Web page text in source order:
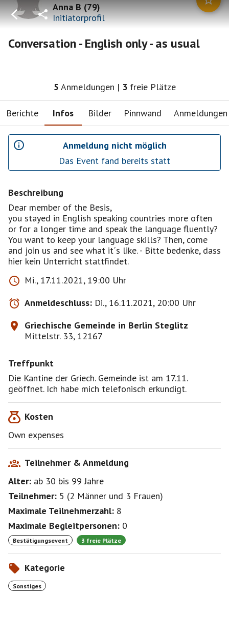
Anna B(79)
Initiatorprofil
Conversation - English only - as usual
5 Anmeldungen | 3 freie Plätze
Berichte Infos Bilder Pinnwand Anmeldungen
Anmeldung nicht möglich
Das Event fand bereits statt
Beschreibung
Dear member of the Besis,
you stayed in English speaking countries more often
or for a longer time and speak the language fluently?
You want to keep your language skills? Then, come
and join us and see what it´s like. - Bitte bedenke, dass
hier kein Unterricht stattfindet.
Mi., 17.11.2021, 19:00 Uhr
Anmeldeschluss: Di., 16.11.2021, 20:00 Uhr
Griechische Gemeinde in Berlin Steglitz
Mittelstr. 33, 12167
Treffpunkt
Die Kantine der Griech. Gemeinde ist am 17.11.
geöffnet. Ich habe mich telefonisch erkundigt.
Kosten
Own expenses
Teilnehmer & Anmeldung
Alter: ab 30 bis 99Jahre
Teilnehmer: 5 (2 Männer und 3 Frauen)
Maximale Teilnehmerzahl: 8
Maximale Begleitpersonen: 0
Bestätigungsevent 3 freie Plätze
Kategorie
Sonstiges